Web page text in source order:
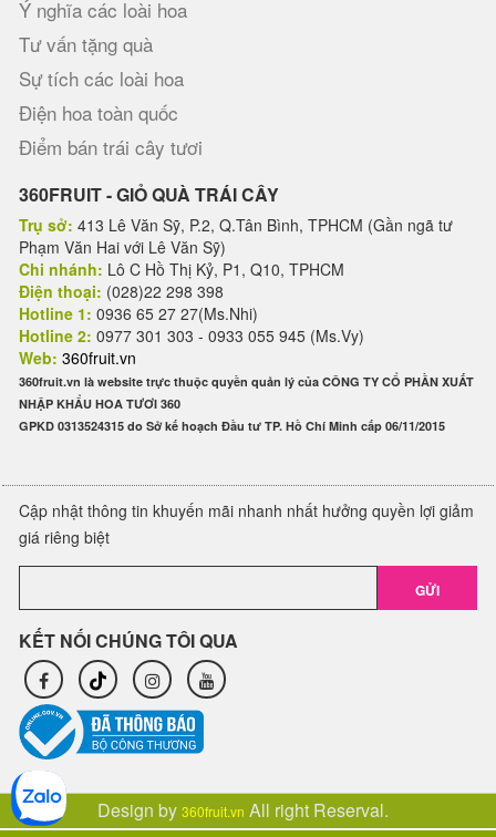
Ý nghĩa các loài hoa
Tư vấn tặng quà
Sự tích các loài hoa
Điện hoa toàn quốc
Điểm bán trái cây tươi
360FRUIT - GIỎ QUÀ TRÁI CÂY
Trụ sở: 413 Lê Văn Sỹ, P.2, Q.Tân Bình, TPHCM (Gần ngã tư
Phạm Văn Hai với Lê Văn Sỹ)
Chi nhánh: Lô C Hồ Thị Kỷ, P1, Q10, TPHCM
Điện thoại: (028)22 298 398
Hotline 1: 0936 65 27 27(Ms.Nhi)
Hotline 2: 0977 301 303 - 0933 055 945 (Ms.Vy)
Web: 360fruit.vn
360fruit.vn là website trực thuộc quyền quản lý của CÔNG TY CỔ PHẦN XUẤT
NHẬP KHẨU HOA TƯƠI 360
GPKD 0313524315 do Sở kế hoạch Đầu tư TP. Hồ Chí Minh cấp 06/11/2015
Cập nhật thông tin khuyến mãi nhanh nhất hưởng quyền lợi giảm
giá riêng biệt
GỬI
KẾT NỐI CHÚNG TÔI QUA
Design by 360fruit.vn All right Reserval.